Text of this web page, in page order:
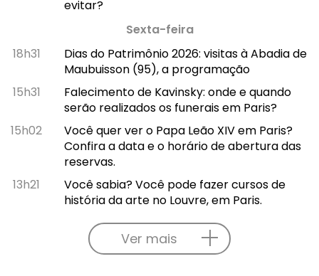
evitar?
Sexta-feira
18h31
Dias do Patrimônio 2026: visitas à Abadia de
Maubuisson (95), a programação
15h31
Falecimento de Kavinsky: onde e quando
serão realizados os funerais em Paris?
15h02
Você quer ver o Papa Leão XIV em Paris?
Confira a data e o horário de abertura das
reservas.
13h21
Você sabia? Você pode fazer cursos de
história da arte no Louvre, em Paris.
Ver mais